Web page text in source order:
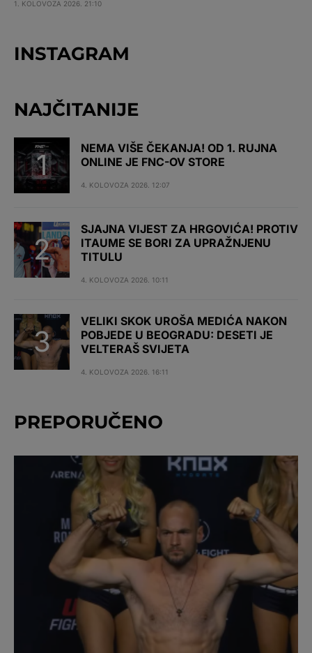
1. KOLOVOZA 2026. 21:10
INSTAGRAM
NAJČITANIJE
NEMA VIŠE ČEKANJA! OD 1. RUJNA
ONLINE JE FNC-OV STORE
4. KOLOVOZA 2026. 12:07
SJAJNA VIJEST ZA HRGOVIĆA! PROTIV
ITAUME SE BORI ZA UPRAŽNJENU
TITULU
4. KOLOVOZA 2026. 10:11
VELIKI SKOK UROŠA MEDIĆA NAKON
POBJEDE U BEOGRADU: DESETI JE
VELTERAŠ SVIJETA
4. KOLOVOZA 2026. 16:11
PREPORUČENO